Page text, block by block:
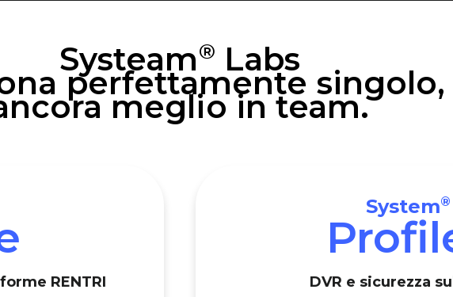
Systeam® Labs
perfettamente singolo,
meglio in team.
RENTRI
System®
DVR e sicurezza